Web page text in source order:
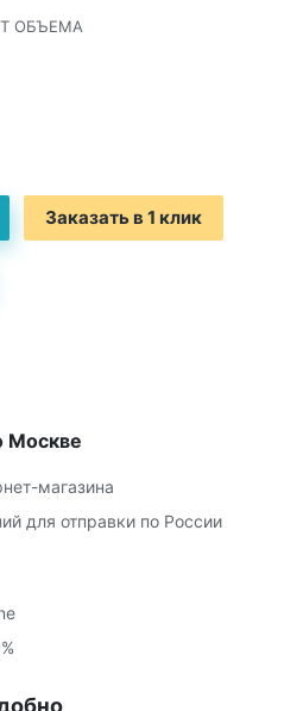
ОБЪЕМА
Заказать в 1 клик
Москве
магазина
для отправки по России